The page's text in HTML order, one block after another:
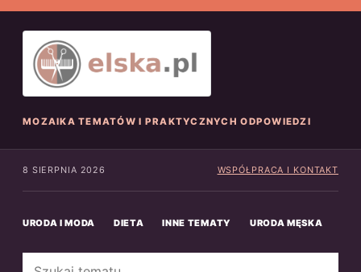
MOZAIKA TEMATÓW I PRAKTYCZNYCH ODPOWIEDZI
8 SIERPNIA 2026 WSPÓŁPRACA I KONTAKT
URODA I MODA DIETA INNE TEMATY URODA MĘSKA
Szukaj